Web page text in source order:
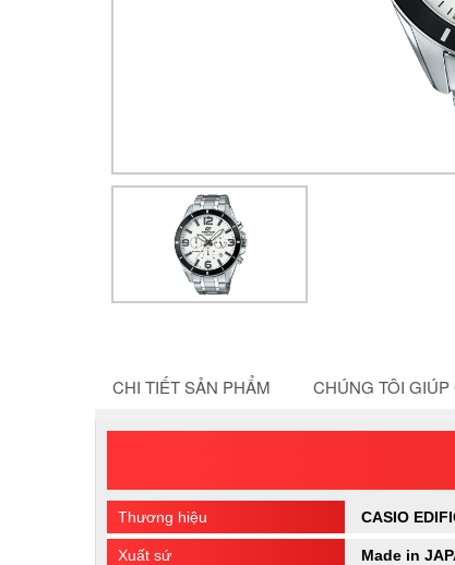
CHI TIẾT SẢN PHẨM CHÚNG TÔI
Thương hiệu CASIO
Xuất sứ Made in